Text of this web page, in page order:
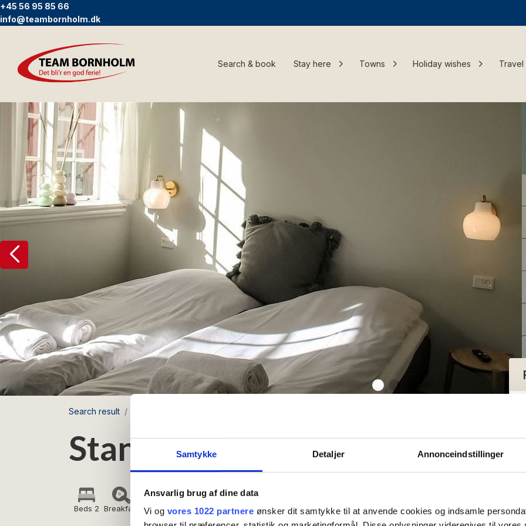
Samtykke Detaljer Annonceindstillinger
Ansvarlig brug af dine data
Vi og vores 1022 partnere ønsker dit samtykke til at anvende cookies og indsamle
+45 56 95 85 66
info@teambornholm.dk
Search & book Stay here Towns Holiday wishes Travel
Search result
Standard Double Room
Beds 2 Breakfast Pets not allowed